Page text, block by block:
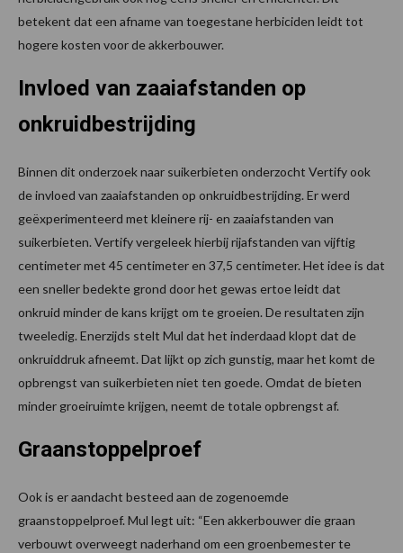
betekent dat een afname van toegestane herbiciden leidt tot
hogere kosten voor de akkerbouwer.
Invloed van zaaiafstanden op
onkruidbestrijding
Binnen dit onderzoek naar suikerbieten onderzocht Vertify ook
de invloed van zaaiafstanden op onkruidbestrijding. Er werd
geëxperimenteerd met kleinere rij- en zaaiafstanden van
suikerbieten. Vertify vergeleek hierbij rijafstanden van vijftig
centimeter met 45 centimeter en 37,5 centimeter. Het idee is dat
een sneller bedekte grond door het gewas ertoe leidt dat
onkruid minder de kans krijgt om te groeien. De resultaten zijn
tweeledig. Enerzijds stelt Mul dat het inderdaad klopt dat de
onkruiddruk afneemt. Dat lijkt op zich gunstig, maar het komt de
opbrengst van suikerbieten niet ten goede. Omdat de bieten
minder groeiruimte krijgen, neemt de totale opbrengst af.
Graanstoppelproef
Ook is er aandacht besteed aan de zogenoemde
graanstoppelproef. Mul legt uit: “Een akkerbouwer die graan
verbouwt overweegt naderhand om een groenbemester te